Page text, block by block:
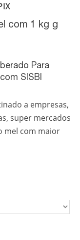
com 1 kg g
Para
SISBI
a empresas,
super mercados
mel com maior